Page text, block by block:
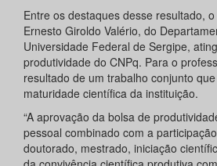
Entre os destaques desse resultado,
Ernesto Giroldo Valério, do
Universidade Federal de Sergipe,
produtividade do CNPq. Para o
resultado de um trabalho conjunto
maturidade científica da instituição.
“A aprovação da bolsa de
pessoal combinado com a
doutorado, mestrado, iniciação